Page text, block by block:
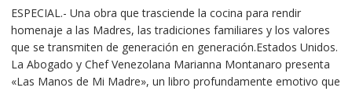
ESPECIAL.- Una obra que trasciende la cocina para rendir
homenaje a las Madres, las tradiciones familiares y los valores
que se transmiten de generación en generación.Estados Unidos.
La Abogado y Chef Venezolana Marianna Montanaro presenta
«Las Manos de Mi Madre», un libro profundamente emotivo que